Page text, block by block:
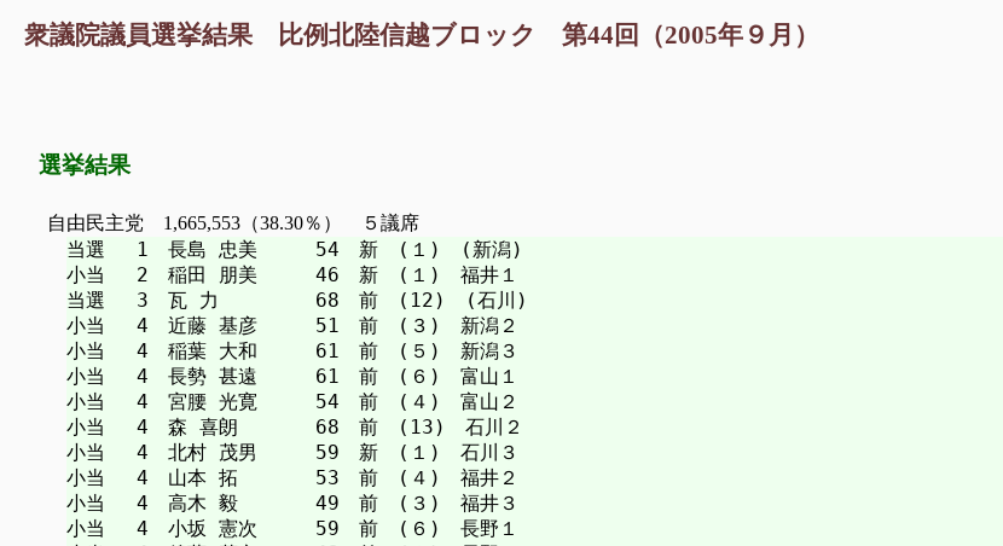
衆議院議員選挙結果 比例北陸信越ブロック 第44回（2005年９月）
選挙結果
自由民主党 1,665,553（38.30％） ５議席
当選　 1　長島 忠美　　　54　新　(１)　(新潟)
小当　 2　稲田 朋美　　　46　新　(１)　福井１
当選　 3　瓦 力　　　　　68　前　(12)　(石川)
小当　 4　近藤 基彦　　　51　前　(３)　新潟２
小当　 4　稲葉 大和　　　61　前　(５)　新潟３
小当　 4　長勢 甚遠　　　61　前　(６)　富山１
小当　 4　宮腰 光寛　　　54　前　(４)　富山２
小当　 4　森 喜朗　　　　68　前　(13)　石川２
小当　 4　北村 茂男　　　59　新　(１)　石川３
小当　 4　山本 拓　　　　53　前　(４)　福井２
小当　 4　高木 毅　　　　49　前　(３)　福井３
小当　 4　小坂 憲次　　　59　前　(６)　長野１